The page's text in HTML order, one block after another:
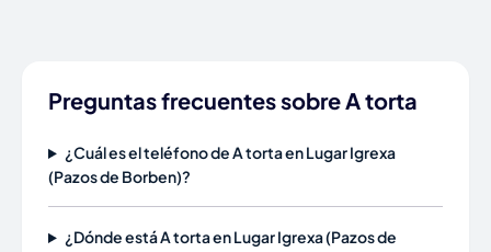
Preguntas frecuentes sobre A torta
¿Cuál es el teléfono de A torta en Lugar Igrexa
(Pazos de Borben)?
¿Dónde está A torta en Lugar Igrexa (Pazos de